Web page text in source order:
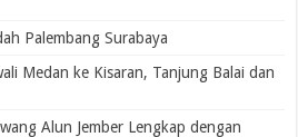
Palembang Surabaya
Medan ke Kisaran, Tanjung Balai dan
Alun Jember Lengkap dengan